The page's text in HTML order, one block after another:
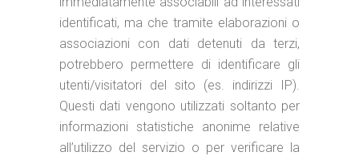
identificati, ma che tramite elaborazioni o
associazioni con dati detenuti da terzi,
potrebbero permettere di identificare gli
utenti/visitatori del sito (es. indirizzi IP).
Questi dati vengono utilizzati soltanto per
informazioni statistiche anonime relative
all’utilizzo del servizio o per verificare la